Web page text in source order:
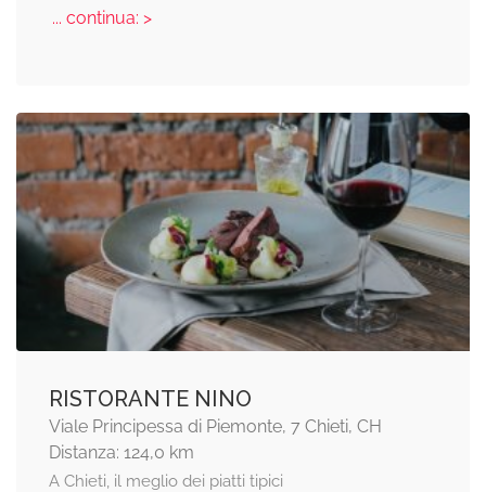
... continua: >
RISTORANTE NINO
Viale Principessa di Piemonte, 7 Chieti, CH
Distanza: 124,0 km
A Chieti, il meglio dei piatti tipici